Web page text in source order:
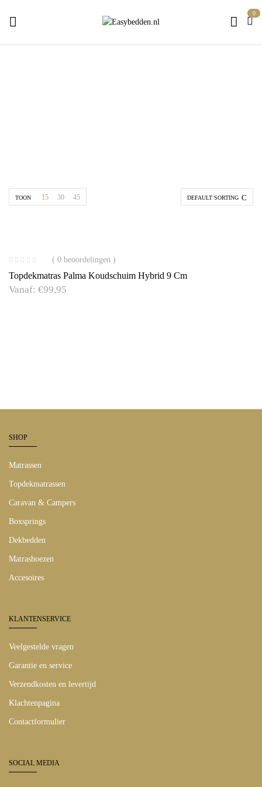
0
DEFAULT SORTING
TOON 15 30 45
( 0 beoordelingen )
Topdekmatras Palma Koudschuim Hybrid 9 Cm
Vanaf: €99,95
SHOP
Matrassen
Topdekmatrassen
Caravan & Campers
Boxsprings
Dekbedden
Matrashoezen
Accesoires
KLANTENSERVICE
Veelgestelde vragen
Garantie en service
Verzendkosten en levertijd
Klachtenpagina
Contactformulier
SOCIAL MEDIA